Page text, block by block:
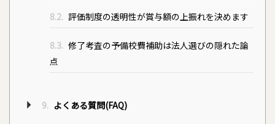
8.2. 評価制度の透明性が賞与額の上振れを決めます
8.3. 修了考査の予備校費補助は法人選びの隠れた論
点
9. よくある質問(FAQ)